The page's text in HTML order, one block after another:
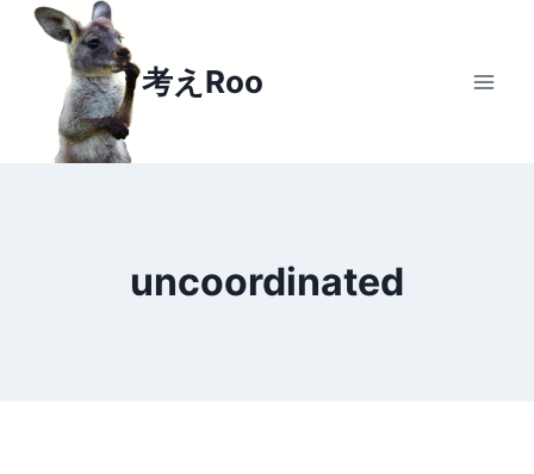
Skip
content
考えRoo
uncoordinated